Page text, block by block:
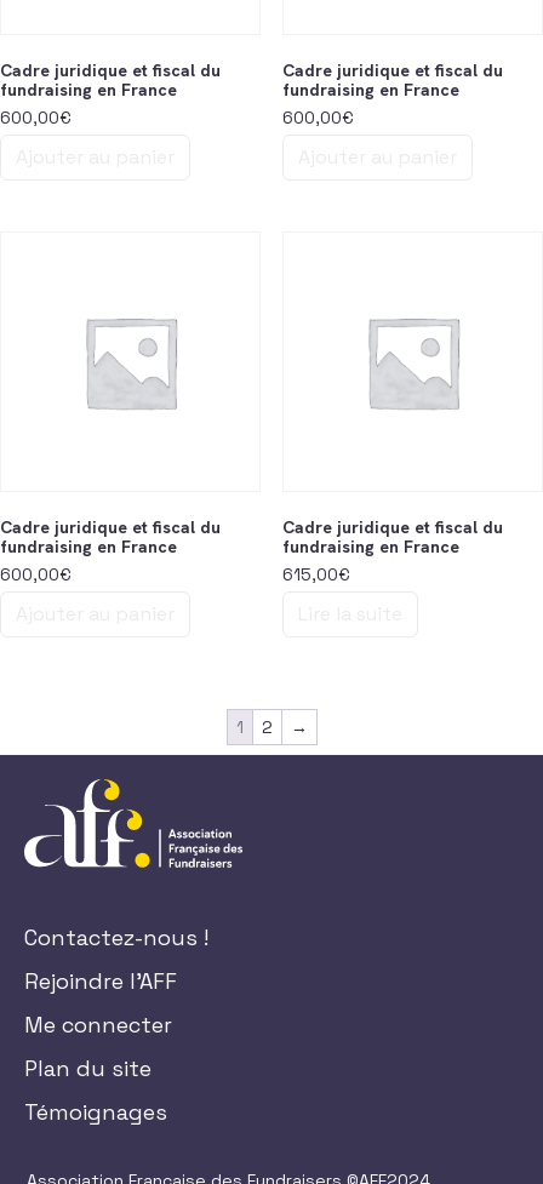
Cadre juridique et fiscal du
fundraising en France
600,00€
Cadre juridique et fiscal du
fundraising en France
600,00€
Cadre juridique et fiscal du
fundraising en France
600,00€
Cadre juridique et fiscal du
fundraising en France
615,00€
1 2 →
Contactez-nous !
Rejoindre l'AFF
Me connecter
Plan du site
Témoignages